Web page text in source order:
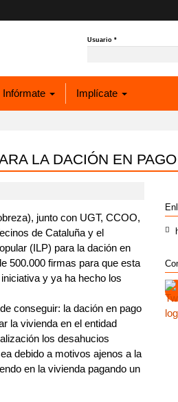
Usuario*
Infórmate Implícate
LA DACIÓN EN PAGO
junto con UGT, CCOO,
de Cataluña y el
(ILP) para la dación en
500.000 firmas para que esta
y ya ha hecho los
conseguir: la dación en pago
la vivienda en el entidad
los desahucios
debido a motivos ajenos a la
en la vivienda pagando un